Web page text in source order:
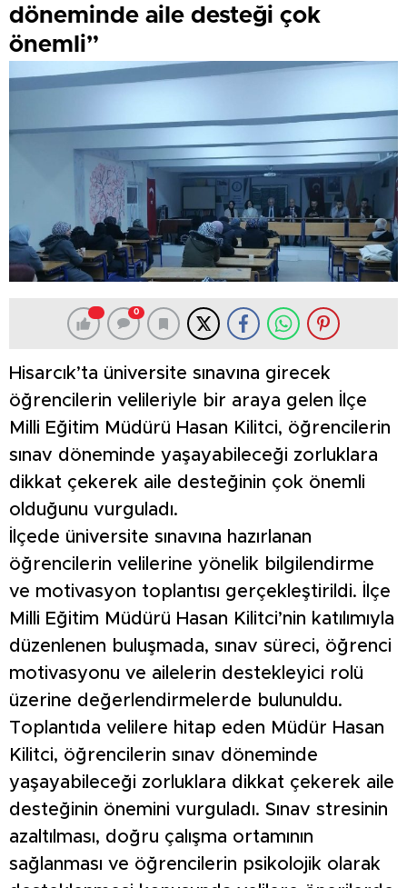
döneminde aile desteği çok
önemli”
0
Hisarcık’ta üniversite sınavına girecek
öğrencilerin velileriyle bir araya gelen İlçe
Milli Eğitim Müdürü Hasan Kilitci, öğrencilerin
sınav döneminde yaşayabileceği zorluklara
dikkat çekerek aile desteğinin çok önemli
olduğunu vurguladı.
İlçede üniversite sınavına hazırlanan
öğrencilerin velilerine yönelik bilgilendirme
ve motivasyon toplantısı gerçekleştirildi. İlçe
Milli Eğitim Müdürü Hasan Kilitci’nin katılımıyla
düzenlenen buluşmada, sınav süreci, öğrenci
motivasyonu ve ailelerin destekleyici rolü
üzerine değerlendirmelerde bulunuldu.
Toplantıda velilere hitap eden Müdür Hasan
Kilitci, öğrencilerin sınav döneminde
yaşayabileceği zorluklara dikkat çekerek aile
desteğinin önemini vurguladı. Sınav stresinin
azaltılması, doğru çalışma ortamının
sağlanması ve öğrencilerin psikolojik olarak